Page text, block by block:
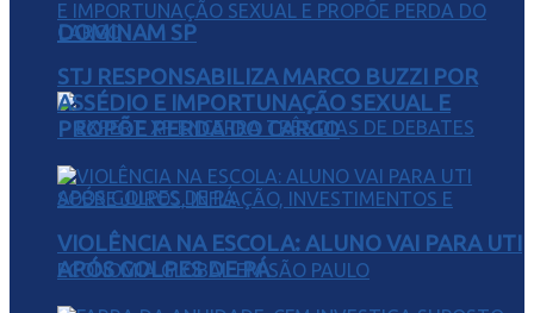
DOMINAM SP
STJ RESPONSABILIZA MARCO BUZZI POR
ASSÉDIO E IMPORTUNAÇÃO SEXUAL E
PROPÕE PERDA DO CARGO
VIOLÊNCIA NA ESCOLA: ALUNO VAI PARA UTI
APÓS GOLPES DE PÁ